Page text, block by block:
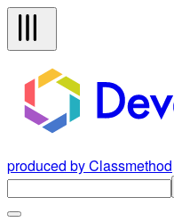
produced by Classmethod